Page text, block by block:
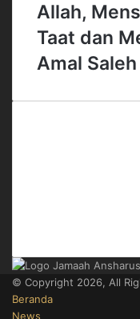
Allah,
Taat dan
Amal Saleh
© Copyright 2026, All
Beranda
News